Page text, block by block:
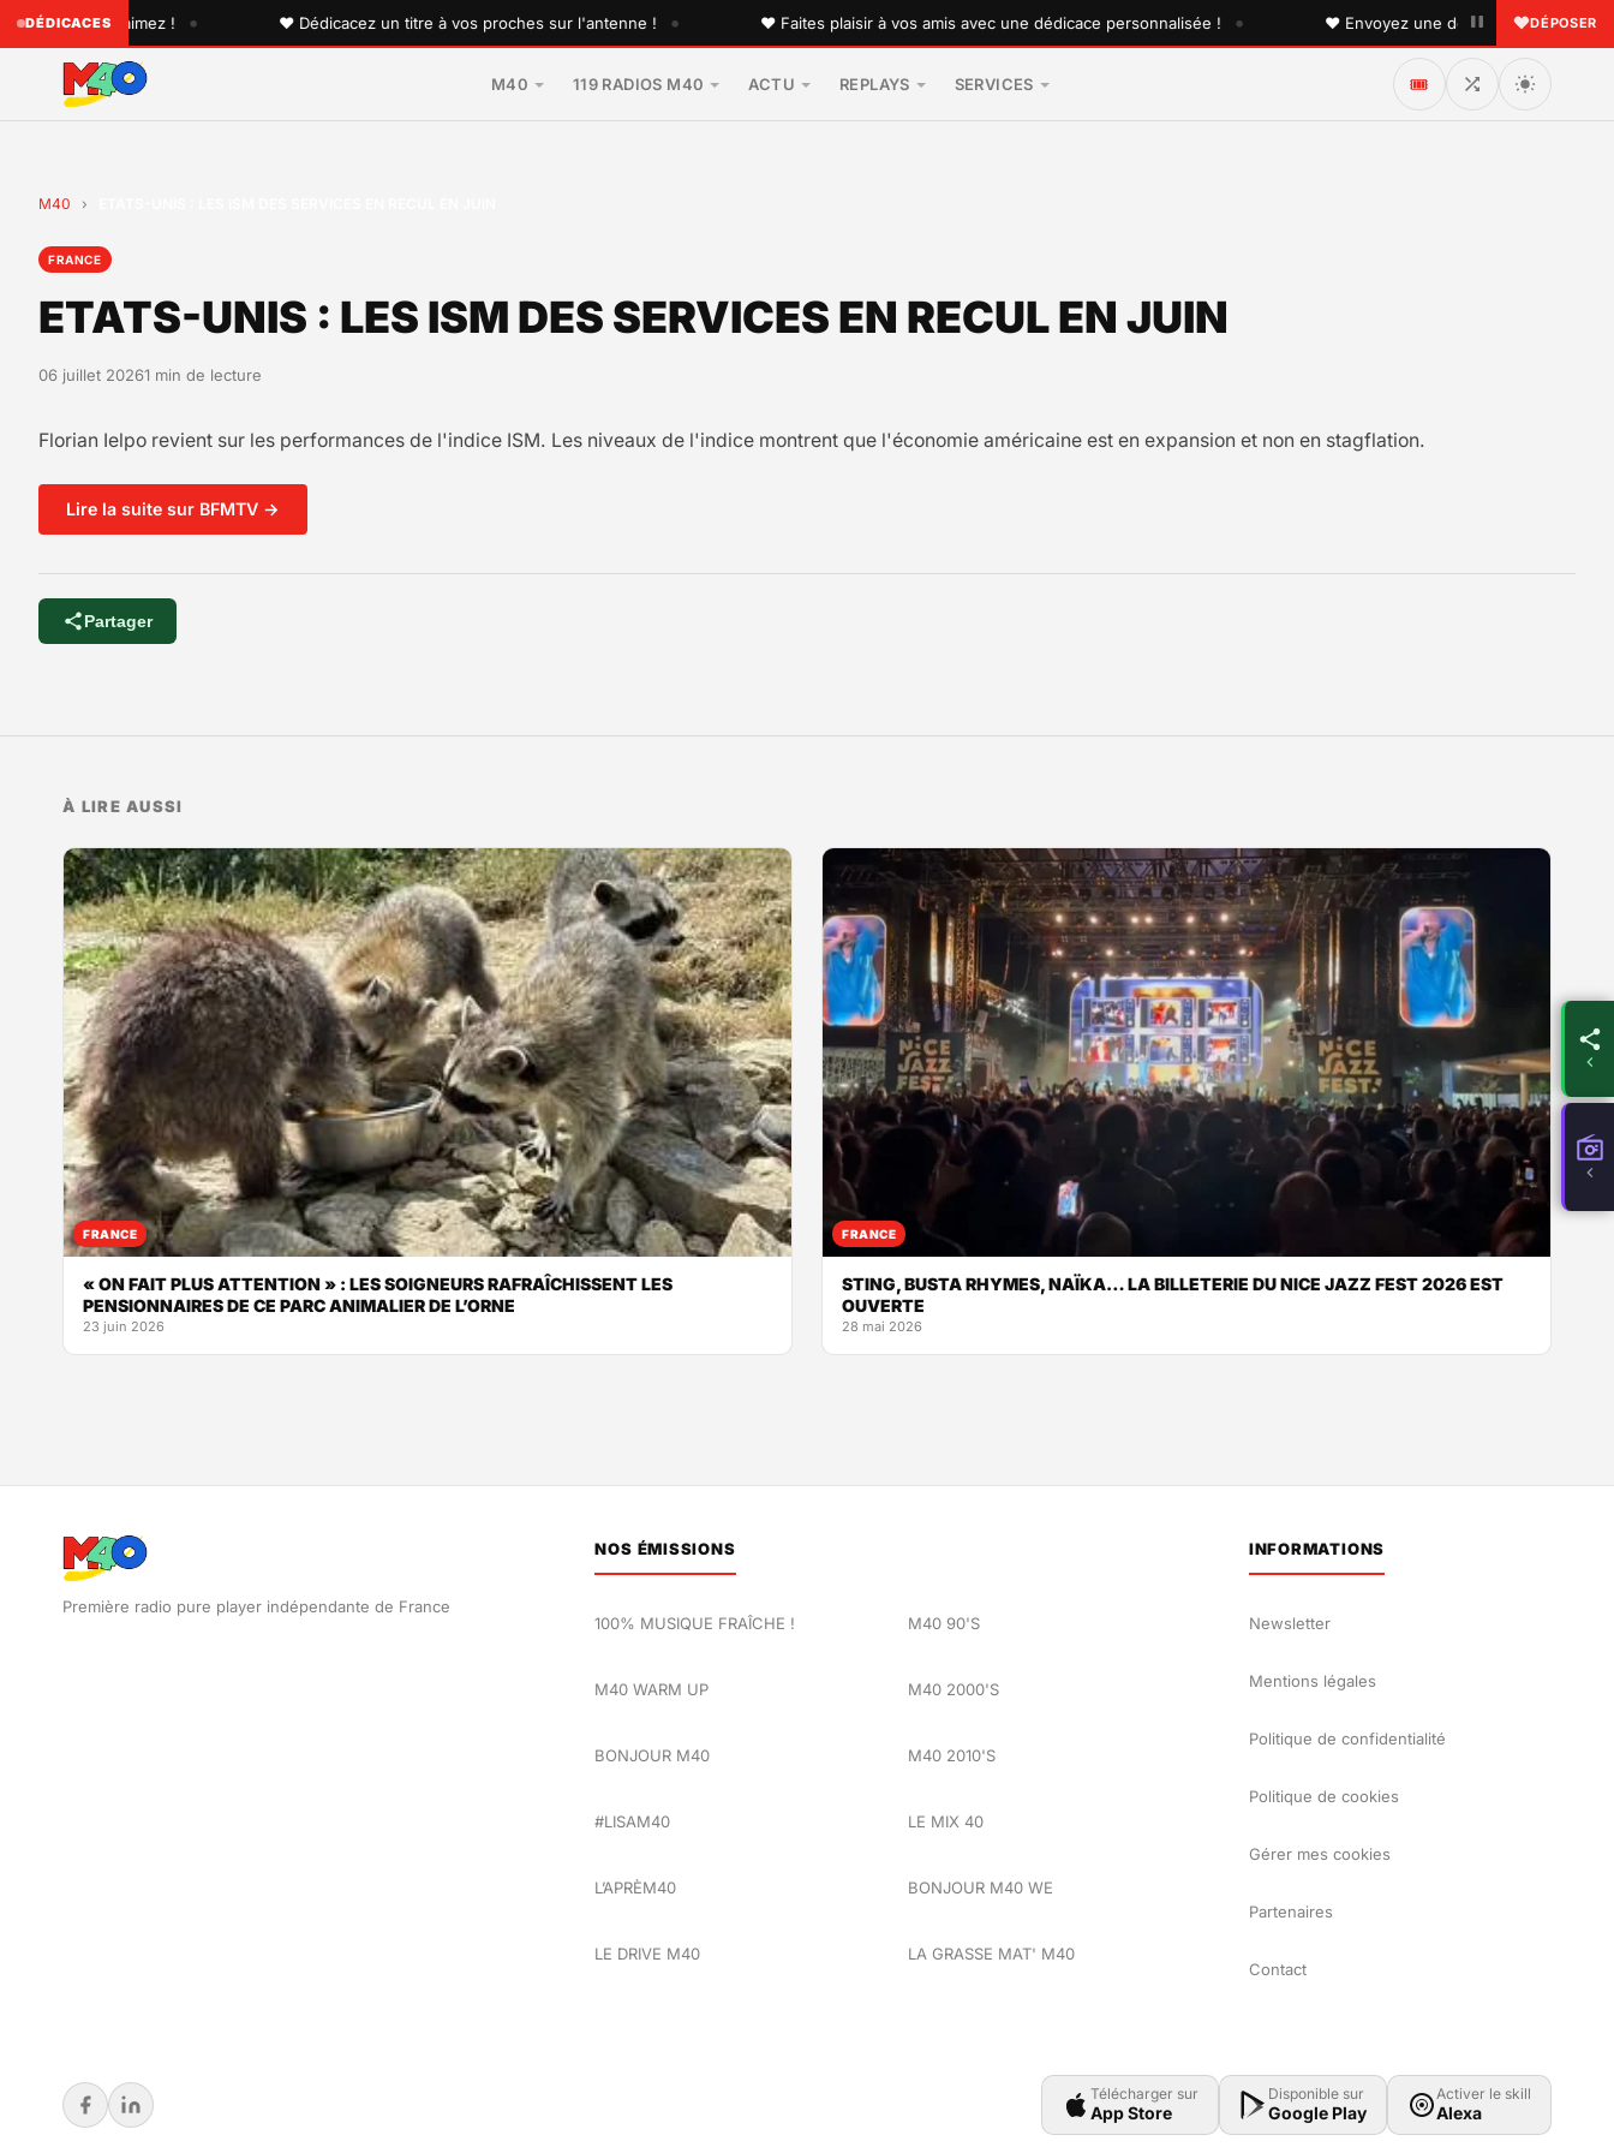
DÉDICACES
vous aimez ! • ♥ Dédicacez un titre à vos proches sur l'antenne ! • ♥ Faites plaisir à vos amis avec une dédicace personnalisée ! • ♥ Envoyez une dédicace à quelqu'un que
DÉPOSER
M40 119 RADIOS M40 ACTU REPLAYS SERVICES 🎟️
M40 ›
FRANCE
ETATS-UNIS : LES ISM DES SERVICES EN RECUL EN JUIN
06 juillet 20261 min de lecture
Florian Ielpo revient sur les performances de l'indice ISM. Les niveaux de l'indice montrent que l'économie américaine est en expansion et non en stagflation.
Lire la suite sur BFMTV →
Partager
À LIRE AUSSI
FRANCE
« ON FAIT PLUS ATTENTION » : LES SOIGNEURS RAFRAÎCHISSENT LES
PENSIONNAIRES DE CE PARC ANIMALIER DE L’ORNE
23 juin 2026
FRANCE
STING, BUSTA RHYMES, NAÏKA… LA BILLETERIE DU NICE JAZZ FEST 2026 EST
OUVERTE
28 mai 2026
Première radio pure player indépendante de France
NOS ÉMISSIONS
100% MUSIQUE FRAÎCHE !
M40 WARM UP
BONJOUR M40
#LISAM40
L’APRÈM40
LE DRIVE M40
M40 90'S
M40 2000'S
M40 2010'S
LE MIX 40
BONJOUR M40 WE
LA GRASSE MAT' M40
INFORMATIONS
Newsletter
Mentions légales
Politique de confidentialité
Politique de cookies
Gérer mes cookies
Partenaires
Contact
Télécharger sur
App Store
Disponible sur
Google Play
Activer le skill
Alexa